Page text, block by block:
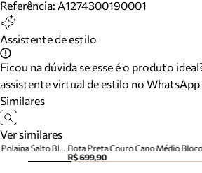
Referência: A1274300190001
Assistente de estilo
Ficou na dúvida se esse é o produto
assistente virtual de estilo no WhatsApp
Similares
Ver similares
Bota Preta Couro Cano Médio
R$ 699,90
Bota Preta Couro Cano Médio Polaina Salto Bloco